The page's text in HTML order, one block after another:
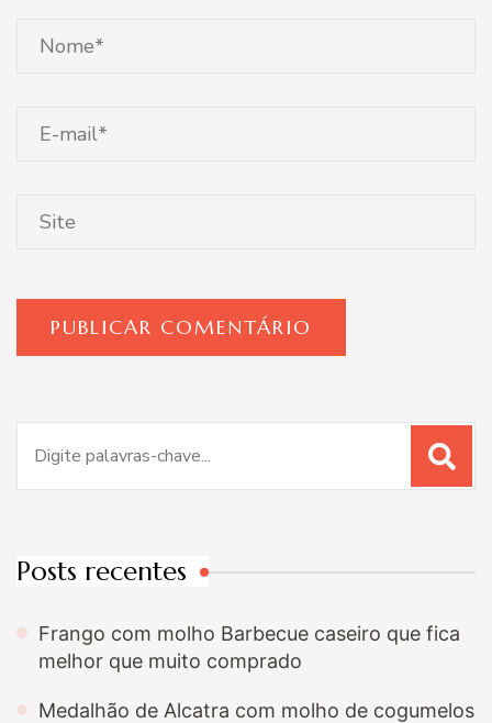
por:
Posts recentes
Frango com molho Barbecue caseiro que fica
melhor que muito comprado
Medalhão de Alcatra com molho de cogumelos